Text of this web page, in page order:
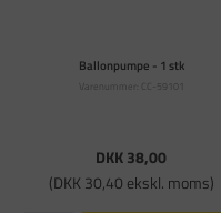
Ballonpumpe - 1 stk
Varenummer: CC-59101
DKK 38,00
(DKK 30,40 ekskl. moms)